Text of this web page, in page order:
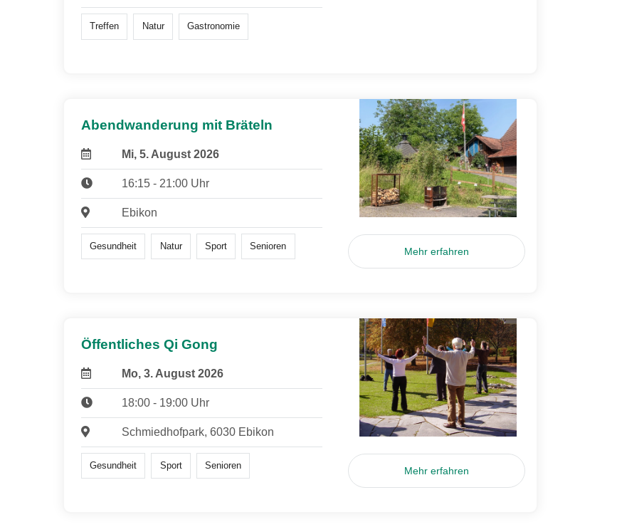
Treffen Natur Gastronomie
Abendwanderung mit Bräteln
Mi, 5. August 2026
16:15 - 21:00 Uhr
Ebikon
Gesundheit Natur Sport Senioren Mehr erfahren
Öffentliches Qi Gong
Mo, 3. August 2026
18:00 - 19:00 Uhr
Schmiedhofpark, 6030 Ebikon
Gesundheit Sport Senioren Mehr erfahren